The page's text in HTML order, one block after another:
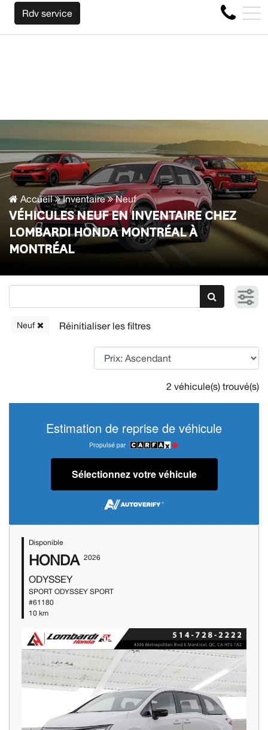
RACHETONS VOTRE AUTO PEU IMPORTE LA MARQUE
4356 Boul Métropolitain E, Montréal, QC, CA H1S 1A2
EN
Rdv service
Accueil Inventaire Neuf
VÉHICULES NEUF EN INVENTAIRE CHEZ
LOMBARDI HONDA MONTRÉAL À
MONTRÉAL
Neuf
2 véhicule(s) trouvé(s)
Estimation de reprise de véhicule
Sélectionnez votre véhicule
Disponible
HONDA 2026
ODYSSEY
SPORT ODYSSEY SPORT
#61180
10 km
Previous Next